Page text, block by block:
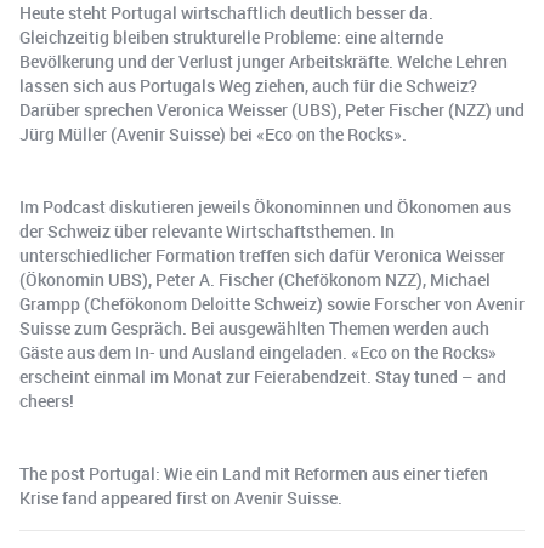
Heute steht Portugal wirtschaftlich deutlich besser da.
Gleichzeitig bleiben strukturelle Probleme: eine alternde
Bevölkerung und der Verlust junger Arbeitskräfte. Welche Lehren
lassen sich aus Portugals Weg ziehen, auch für die Schweiz?
Darüber sprechen Veronica Weisser (UBS), Peter Fischer (NZZ) und
Jürg Müller (Avenir Suisse) bei «Eco on the Rocks».
Im Podcast diskutieren jeweils Ökonominnen und Ökonomen aus
der Schweiz über relevante Wirtschaftsthemen. In
unterschiedlicher Formation treffen sich dafür Veronica Weisser
(Ökonomin UBS), Peter A. Fischer (Chefökonom NZZ), Michael
Grampp (Chefökonom Deloitte Schweiz) sowie Forscher von Avenir
Suisse zum Gespräch. Bei ausgewählten Themen werden auch
Gäste aus dem In- und Ausland eingeladen. «Eco on the Rocks»
erscheint einmal im Monat zur Feierabendzeit. Stay tuned – and
cheers!
The post Portugal: Wie ein Land mit Reformen aus einer tiefen
Krise fand appeared first on Avenir Suisse.